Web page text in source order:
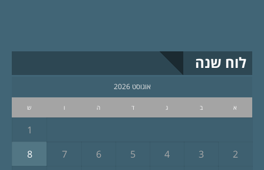
לוח שנה
אוגוסט 2026
א ב ג ד ה ו ש
1
2
3
4
5
6
7
8